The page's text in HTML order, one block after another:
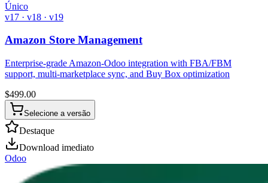
Único
v17 · v18 · v19
Amazon Store Management
Enterprise-grade Amazon-Odoo integration with FBA/FBM
support, multi-marketplace sync, and Buy Box optimization
$499.00
Selecione a versão
Destaque
Download imediato
Odoo